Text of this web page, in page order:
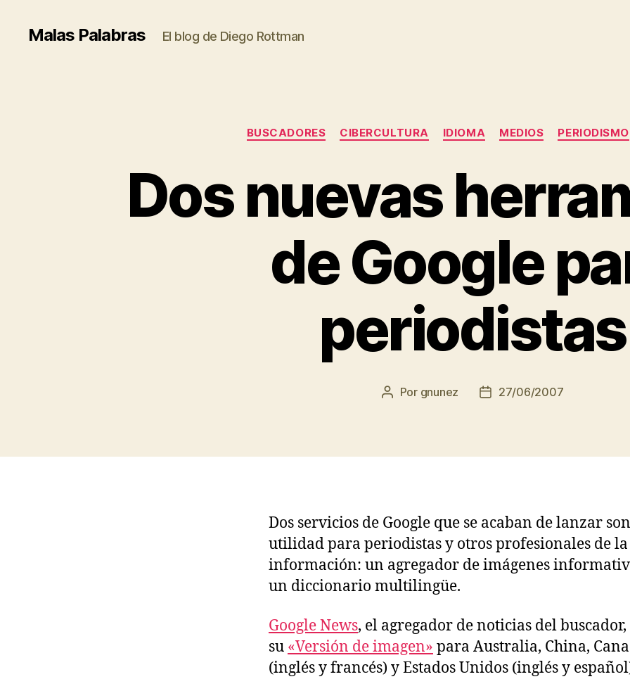
Malas Palabras El blog de Diego Rottman
Categorías
BUSCADORES CIBERCULTURA IDIOMA MEDIOS PERIODISMO
Dos nuevas
de Google
periodistas
Autor
Por gnunez
Fecha27/06/2007
Dos servicios de Google que se acaban de lanzar
utilidad para periodistas y otros profesionales de la
información: un agregador de imágenes
un diccionario multilingüe.
Google News, el agregador de noticias del
su «Versión de imagen» para Australia, China,
(inglés y francés) y Estados Unidos (inglés y